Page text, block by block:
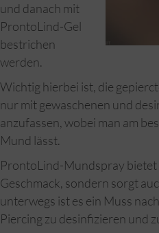
und danach mit
ProntoLind-Gel
bestrichen
werden.
Wichtig hierbei ist, die
nur mit gewaschenen und
anzufassen, wobei man am
Mund lässt.
ProntoLind-Mundspray bietet
Geschmack, sondern sorgt
unterwegs ist es ein Muss
Piercing zu desinfizieren und